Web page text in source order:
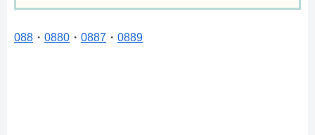
088 ・ 0880 ・ 0887 ・ 0889